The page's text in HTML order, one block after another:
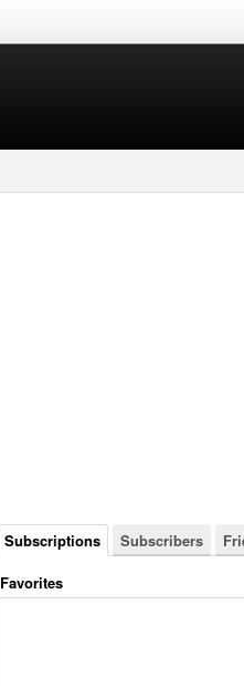
Subscriptions Subscribers
Favorites